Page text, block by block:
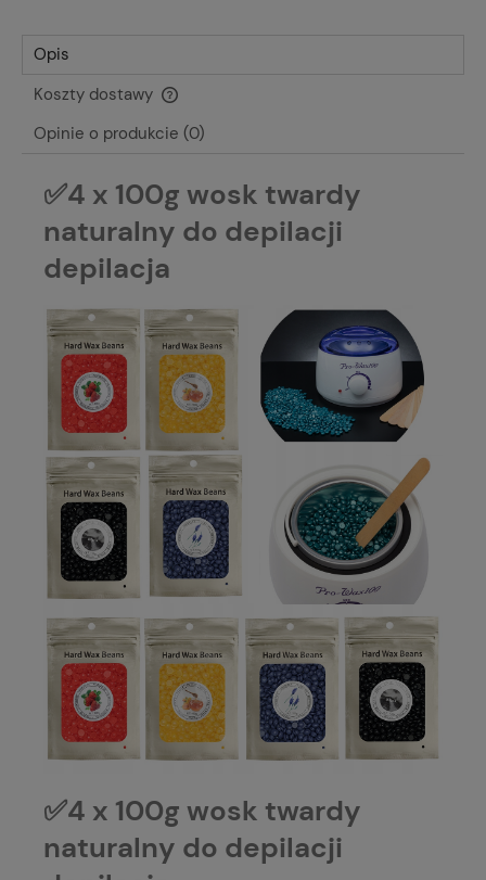
Opis
Koszty dostawy
Cena nie zawiera ewentualnych kosztów płatności
Opinie o produkcie (0)
✅4 x 100g wosk twardy
naturalny do depilacji
depilacja
✅4 x 100g wosk twardy
naturalny do depilacji